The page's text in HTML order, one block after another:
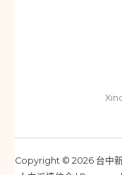
Copyright © 2026 台中